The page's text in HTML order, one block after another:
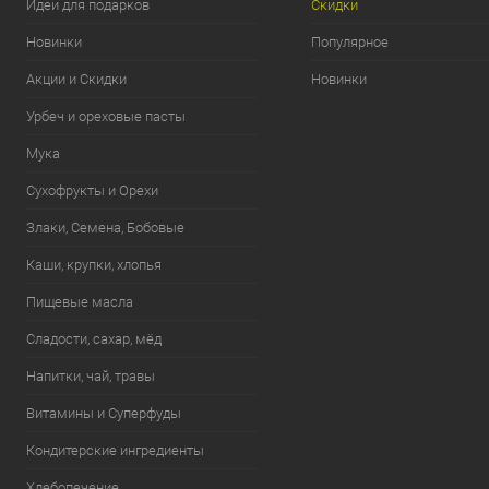
Идеи для подарков
Новинки
Акции и Скидки
Урбеч и ореховые пасты
Мука
Сухофрукты и Орехи
Злаки, Семена, Бобовые
Каши, крупки, хлопья
Пищевые масла
Сладости, сахар, мёд
Напитки, чай, травы
Витамины и Суперфуды
Кондитерские ингредиенты
Скидки
Популярное
Новинки